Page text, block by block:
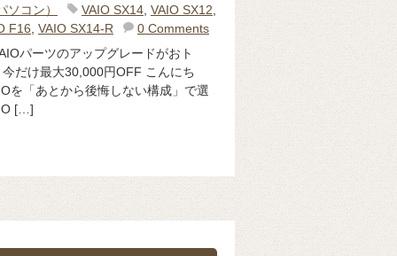
ソコン） VAIO SX14, VAIO SX12
F16 VAIO SX14-R
0 Comments
パーツのアップグレードがおト
だけ最大30,000円OFF こんにち
を「あとから後悔しない構成」で選
[…]